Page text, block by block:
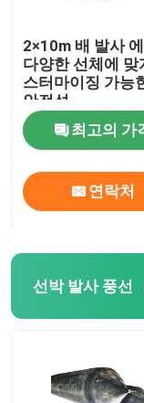
2×10m 배 발사
다양한 선체에 맞
스터마이징 가능
안전성
최고의 가
연락처
선박 발사 풍선